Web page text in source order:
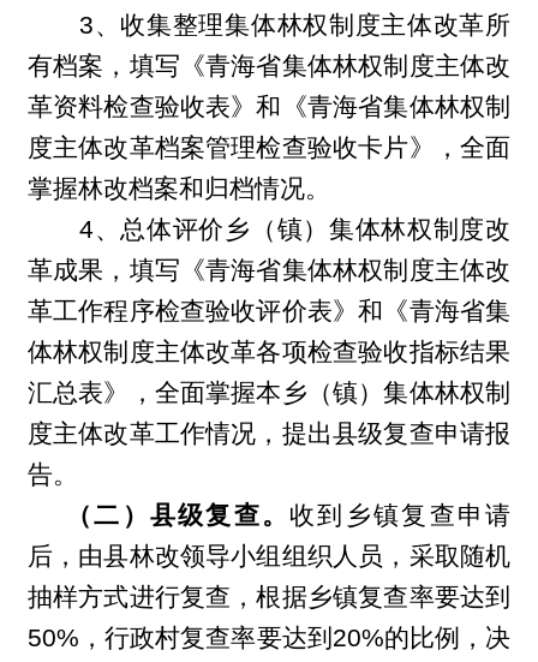
3、收集整理集体林权制度主体改革所
有档案，填写《青海省集体林权制度主体改
革资料检查验收表》和《青海省集体林权制
度主体改革档案管理检查验收卡片》，全面
掌握林改档案和归档情况。
4、总体评价乡（镇）集体林权制度改
革成果，填写《青海省集体林权制度主体改
革工作程序检查验收评价表》和《青海省集
体林权制度主体改革各项检查验收指标结果
汇总表》，全面掌握本乡（镇）集体林权制
度主体改革工作情况，提出县级复查申请报
告。
（二）县级复查。 收到乡镇复查申请
后，由县林改领导小组组织人员，采取随机
抽样方式进行复查，根据乡镇复查率要达到
50%，行政村复查率要达到20%的比例，决